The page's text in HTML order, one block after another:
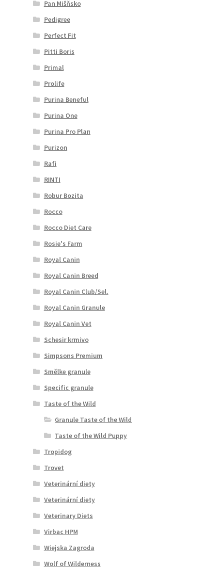
Pan Mišňsko
Pedigree
Perfect Fit
Pitti Boris
Primal
Prolife
Purina Beneful
Purina One
Purina Pro Plan
Purizon
Rafi
RINTI
Robur Bozita
Rocco
Rocco Diet Care
Rosie's Farm
Royal Canin
Royal Canin Breed
Royal Canin Club/Sel.
Royal Canin Granule
Royal Canin Vet
Schesir krmivo
Simpsons Premium
Smělke granule
Specific granule
Taste of the Wild
Granule Taste of the Wild
Taste of the Wild Puppy
Tropidog
Trovet
Veterinární diety
Veterinární diety
Veterinary Diets
Virbac HPM
Wiejska Zagroda
Wolf of Wilderness